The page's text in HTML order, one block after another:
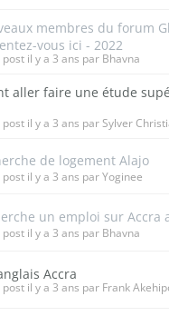
membres du forum
vous ici - 2022
il y a 3 ans par Bhavna
aller faire une étude
il y a 3 ans par Sylver
de logement Alajo
il y a 3 ans par Yoginee
un emploi sur Accra
il y a 3 ans par Bhavna
Accra
il y a 3 ans par Frank